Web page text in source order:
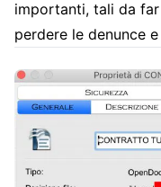
importanti, tali da
perdere le denunce